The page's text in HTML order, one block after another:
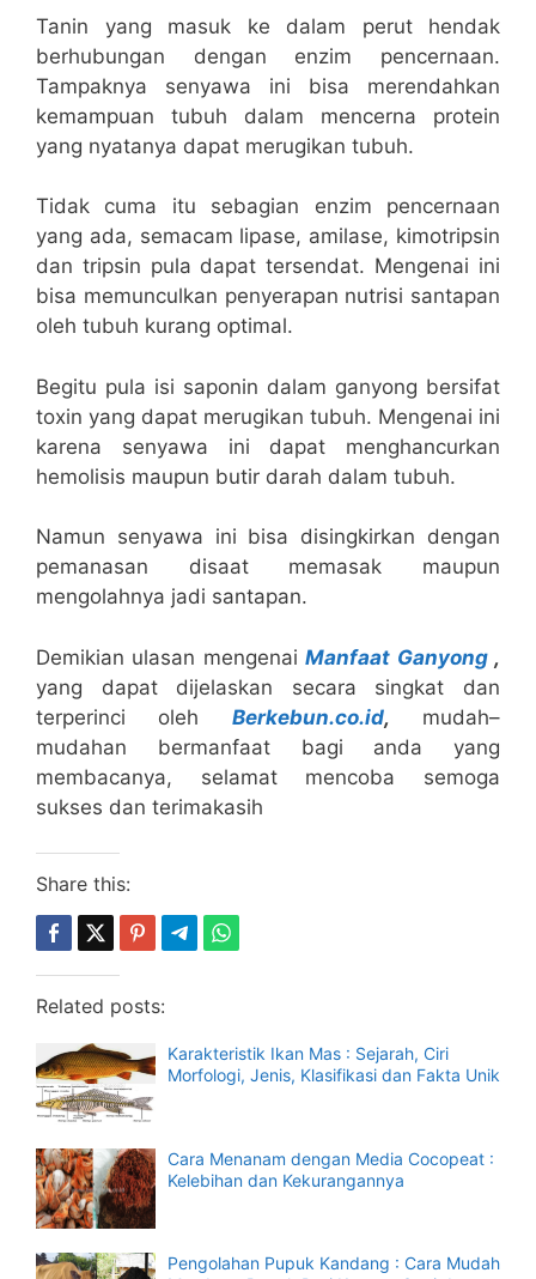
Tanin yang masuk ke dalam perut hendak
berhubungan dengan enzim pencernaan.
Tampaknya senyawa ini bisa merendahkan
kemampuan tubuh dalam mencerna protein
yang nyatanya dapat merugikan tubuh.
Tidak cuma itu sebagian enzim pencernaan
yang ada, semacam lipase, amilase, kimotripsin
dan tripsin pula dapat tersendat. Mengenai ini
bisa memunculkan penyerapan nutrisi santapan
oleh tubuh kurang optimal.
Begitu pula isi saponin dalam ganyong bersifat
toxin yang dapat merugikan tubuh. Mengenai ini
karena senyawa ini dapat menghancurkan
hemolisis maupun butir darah dalam tubuh.
Namun senyawa ini bisa disingkirkan dengan
pemanasan disaat memasak maupun
mengolahnya jadi santapan.
Demikian ulasan mengenaiManfaat Ganyong,
yang dapat dijelaskan secara singkat dan
terperinci oleh Berkebun.co.id, mudah–
mudahan bermanfaat bagi anda yang
membacanya, selamat mencoba semoga
sukses dan terimakasih
Share this:
Related posts:
Karakteristik Ikan Mas : Sejarah, Ciri
Morfologi, Jenis, Klasifikasi dan Fakta Unik
Cara Menanam dengan Media Cocopeat :
Kelebihan dan Kekurangannya
Pengolahan Pupuk Kandang : Cara Mudah